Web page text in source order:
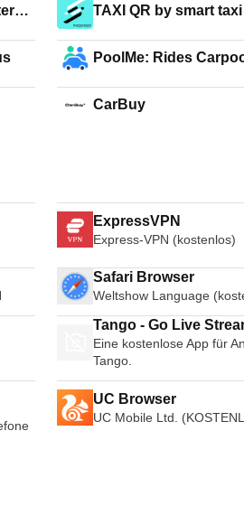
TAXI QR by smart
PoolMe: Rides
CarBuy
ExpressVPN
Express-VPN (kostenlos)
Safari Browser
Weltshow Language
Tango - Go Live
Broadcast Live Video
Eine kostenlose App für
Tango.
UC Browser
UC Mobile Ltd.